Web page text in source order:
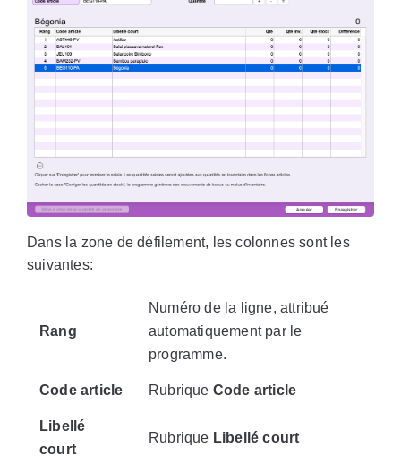
Dans la zone de défilement, les colonnes sont les
suivantes:
Rang
Numéro de la ligne, attribué
automatiquement par le
programme.
Code article Rubrique Code article
Libellé
court
Rubrique Libellé court